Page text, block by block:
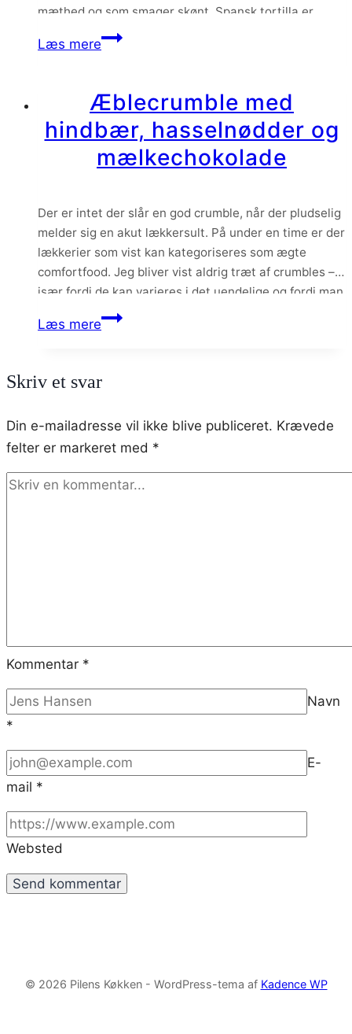
mæthed og som smager skønt. Spansk tortilla er
perfekt hverdagsmad når det skal gå lidt hurtigt, og
når …
Læs mereSpansk
Æblecrumble med
hindbær, hasselnødder og
mælkechokolade
Der er intet der slår en god crumble, når der pludselig
melder sig en akut lækkersult. På under en time er der
lækkerier som vist kan kategoriseres som ægte
comfortfood. Jeg bliver vist aldrig træt af crumbles –
især fordi de kan varieres i det uendelige og fordi man
kan bruge lige de frugter og…
Læs mereÆblecrumble
hasselnødder
mælkechokolade
Skriv et svar
Din e-mailadresse vil ikke blive publiceret. Krævede
felter er markeret med *
Kommentar *
Navn
*
E-
mail *
Websted
© 2026 Pilens Køkken - WordPress-tema af Kadence WP